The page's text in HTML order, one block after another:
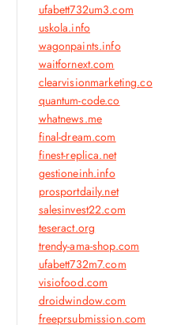
ufabett732um3.com
uskola.info
wagonpaints.info
waitfornext.com
clearvisionmarketing.co
quantum-code.co
whatnews.me
final-dream.com
finest-replica.net
gestioneinh.info
prosportdaily.net
salesinvest22.com
teseract.org
trendy-ama-shop.com
ufabett732m7.com
visiofood.com
droidwindow.com
freeprsubmission.com